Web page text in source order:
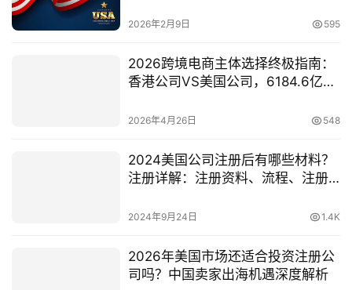
2026年2月9日 595
2026跨境电商主体选择终极指南：
香港公司VS美国公司，6184.6亿市
2026年4月26日 548
2024美国公司注册后有哪些材料？
注册详解：注册资料、流程、注册
2024年9月24日 1.4K
2026年美国市场还适合投资注册公
司吗？中国卖家出海机遇深度解析